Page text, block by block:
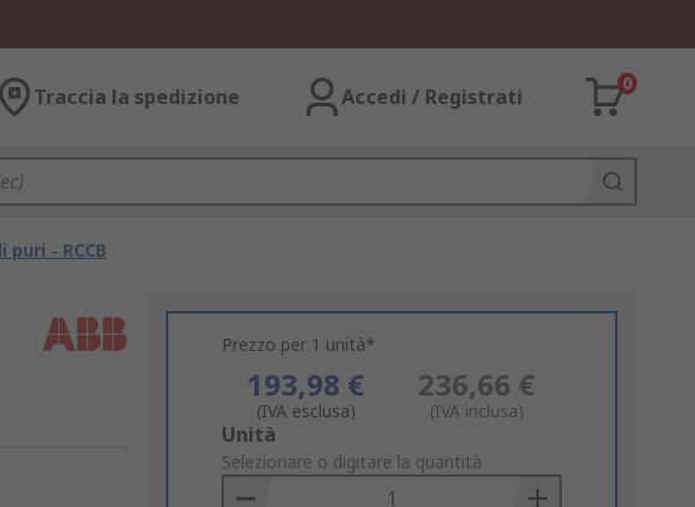
Traccia la spedizione Accedi / Registrati
0
- RCCB
Prezzo per 1 unità*
193,98 €
(IVA esclusa)
236,66 €
(IVA inclusa)
Add
to
Basket
Unità
Selezionare o digitare la quantità